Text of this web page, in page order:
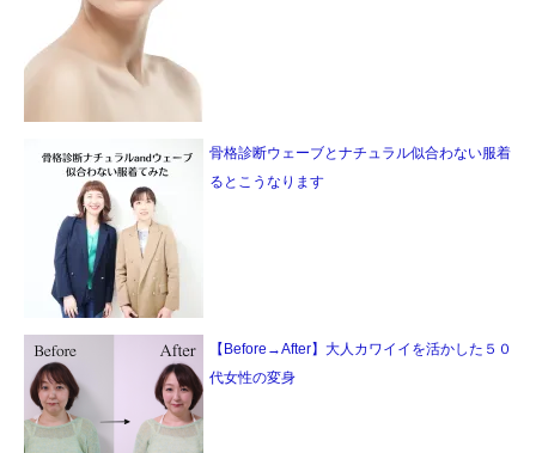
骨格診断ウェーブとナチュラル似合わない服着
るとこうなります
【Before→After】大人カワイイを活かした５０
代女性の変身